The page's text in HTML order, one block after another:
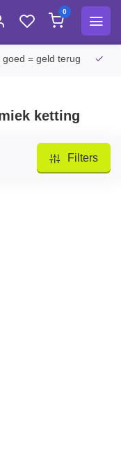
0
goed = geld terug
ketting
Filters